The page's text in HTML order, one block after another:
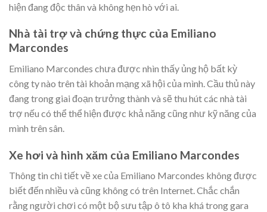
hiện đang độc thân và không hẹn hò với ai.
Nhà tài trợ và chứng thực của Emiliano
Marcondes
Emiliano Marcondes chưa được nhìn thấy ủng hộ bất kỳ
công ty nào trên tài khoản mạng xã hội của mình. Cầu thủ này
đang trong giai đoạn trưởng thành và sẽ thu hút các nhà tài
trợ nếu có thể thể hiện được khả năng cũng như kỹ năng của
mình trên sân.
Xe hơi và hình xăm của Emiliano Marcondes
Thông tin chi tiết về xe của Emiliano Marcondes không được
biết đến nhiều và cũng không có trên Internet. Chắc chắn
rằng người chơi có một bộ sưu tập ô tô kha khá trong gara